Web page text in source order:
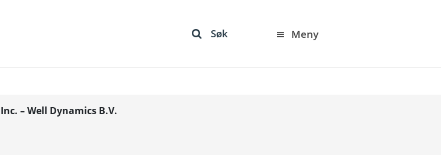
Søk Meny
– Well Dynamics B.V.